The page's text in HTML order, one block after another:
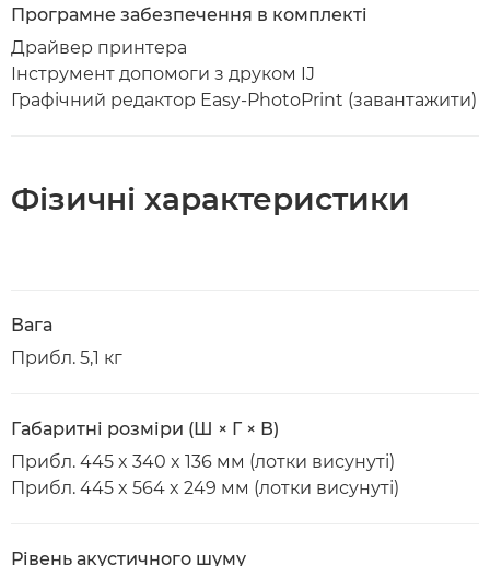
Програмне забезпечення в комплекті
Драйвер принтера
Інструмент допомоги з друком IJ
Графічний редактор Easy-PhotoPrint (завантажити)
Фізичні характеристики
Вага
Прибл. 5,1 кг
Габаритні розміри (Ш × Г × В)
Прибл. 445 x 340 x 136 мм (лотки висунуті)
Прибл. 445 x 564 x 249 мм (лотки висунуті)
Рівень акустичного шуму